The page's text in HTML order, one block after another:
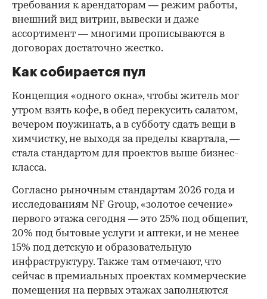
требования к арендаторам — режим работы,
внешний вид витрин, вывески и даже
ассортимент — многими прописываются в
договорах достаточно жестко.
Как собирается пул
Концепция «одного окна», чтобы житель мог
утром взять кофе, в обед перекусить салатом,
вечером поужинать, а в субботу сдать вещи в
химчистку, не выходя за пределы квартала, —
стала стандартом для проектов выше бизнес-
класса.
Согласно рыночным стандартам 2026 года и
исследованиям NF Group, «золотое сечение»
первого этажа сегодня — это 25% под общепит,
20% под бытовые услуги и аптеки, и не менее
15% под детскую и образовательную
инфраструктуру. Также там отмечают, что
сейчас в премиальных проектах коммерческие
помещения на первых этажах заполняются